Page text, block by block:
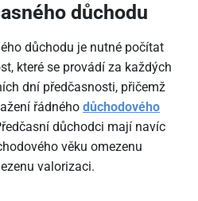
důchodu
důchodu je nutné počítat
které se provádí za každých
dní předčasnosti, přičemž
řádného důchodového
důchodci mají navíc
věku omezenu
valorizaci.